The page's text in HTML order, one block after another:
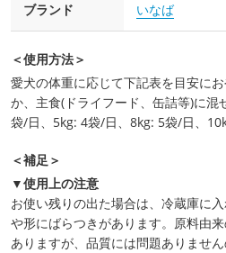
ブランド いなば
＜使用方法＞
愛犬の体重に応じて下記表を目安に
か、主食(ドライフード、缶詰等)に
袋/日、5kg: 4袋/日、8kg: 5袋/日、
＜補足＞
▼使用上の注意
お使い残りの出た場合は、冷蔵庫に
や形にばらつきがあります。原料由
ありますが、品質には問題ありません